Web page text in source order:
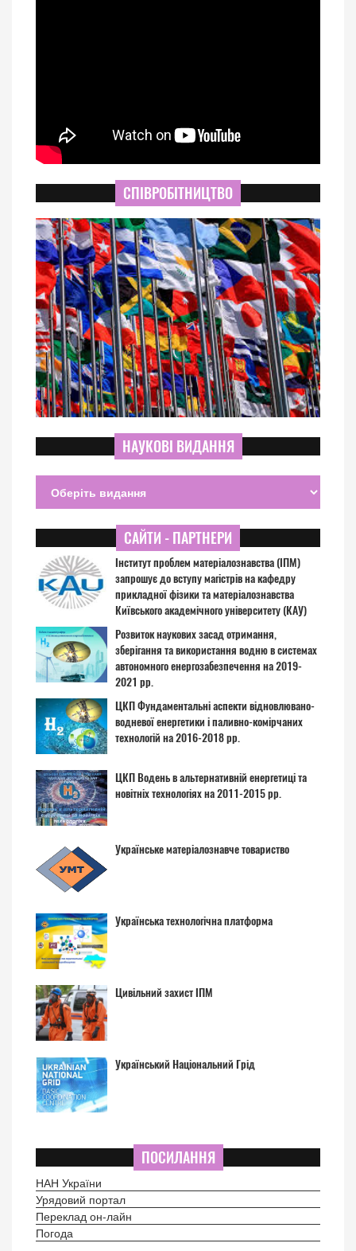
СПІВРОБІТНИЦТВО
НАУКОВІ ВИДАННЯ
САЙТИ - ПАРТНЕРИ
Інститут проблем матеріалознавства (ІПМ)
запрошує до вступу магістрів на кафедру
прикладної фізики та матеріалознавства
Київського академічного університету (КАУ)
Розвиток наукових засад отримання,
зберігання та використання водню в системах
автономного енергозабезпечення на 2019-
2021 рр.
ЦКП Фундаментальні аспекти відновлювано-
водневої енергетики і паливно-комірчаних
технологій на 2016-2018 рр.
ЦКП Водень в альтернативній енергетиці та
новітніх технологіях на 2011-2015 рр.
Українське матеріалознавче товариство
Українська технологічна платформа
Цивільний захист ІПМ
Український Національний Грід
ПОСИЛАННЯ
НАН України
Урядовий портал
Переклад он-лайн
Погода